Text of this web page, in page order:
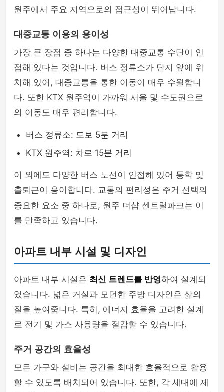
원주에서 주요 지역으로의 접근성이 뛰어납니다.
대중교통 이용의 용이성
가장 큰 장점 중 하나는 다양한 대중교통 수단이 인
접해 있다는 것입니다. 버스 정류소가 단지 앞에 위
치해 있어, 대중교통을 통한 이동이 매우 수월합니
다. 또한 KTX 원주역이 가까워 서울 및 수도권으로
의 이동도 매우 편리합니다.
버스 정류소: 도보 5분 거리
KTX 원주역: 차로 15분 거리
이 외에도 다양한 버스 노선이 인접해 있어 통학 및
출퇴근이 용이합니다. 교통의 편리성은 주거 선택의
중요한 요소 중 하나로, 원주 더샵 센트럴파크는 이
를 만족하고 있습니다.
아파트 내부 시설 및 디자인
아파트 내부 시설은 최신 트렌드를 반영하여 설계되
었습니다. 넓은 거실과 모던한 주방 디자인은 삶의
질을 높여줍니다. 특히, 에너지 효율을 고려한 설계
로 전기 및 가스 사용량을 절감할 수 있습니다.
주거 공간의 효율성
모든 가구와 설비는 공간을 최대한 효율적으로 활용
할 수 있도록 배치되어 있습니다. 또한, 각 세대에 제